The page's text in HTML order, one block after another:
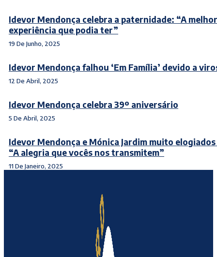
Idevor Mendonça celebra a paternidade: “A melhor
experiência que podia ter”
19 De Junho, 2025
Idevor Mendonça falhou ‘Em Família’ devido a
12 De Abril, 2025
Idevor Mendonça celebra 39º aniversário
5 De Abril, 2025
Idevor Mendonça e Mónica Jardim muito
“A alegria que vocês nos transmitem”
11 De Janeiro, 2025